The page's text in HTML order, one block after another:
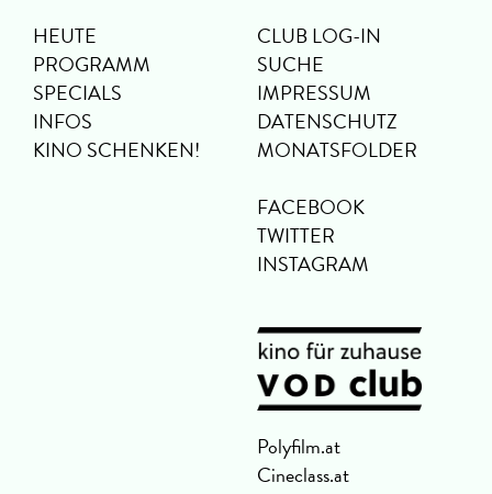
HEUTE
PROGRAMM
SPECIALS
INFOS
KINO SCHENKEN!
CLUB LOG-IN
SUCHE
IMPRESSUM
DATENSCHUTZ
MONATSFOLDER
FACEBOOK
TWITTER
INSTAGRAM
Polyfilm.at
Cineclass.at